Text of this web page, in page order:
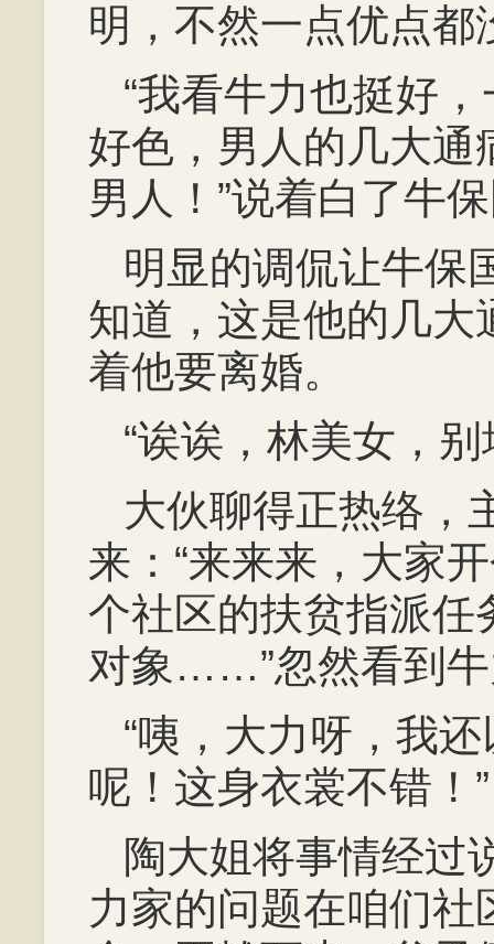
明，不然一点优点都
“我看牛力也挺好
好色，男人的几大通
男人！”说着白了牛
明显的调侃让牛保
知道，这是他的几大
着他要离婚。
“诶诶，林美女，
大伙聊得正热络，
来：“来来来，大家
个社区的扶贫指派任
对象……”忽然看到
“咦，大力呀，我
呢！这身衣裳不错！”
陶大姐将事情经过
力家的问题在咱们